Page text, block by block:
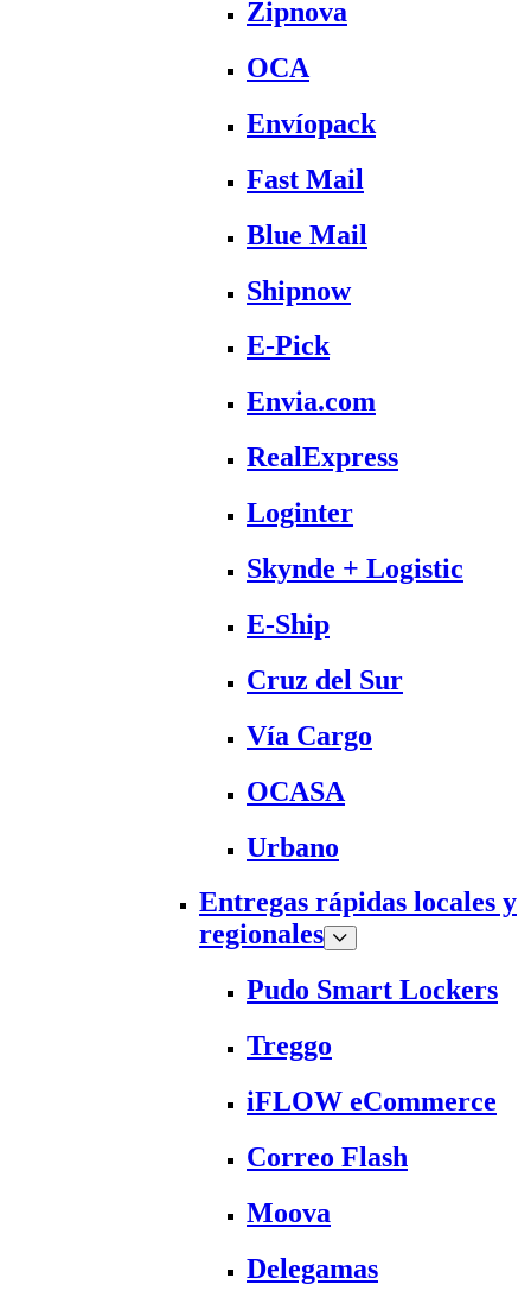
Zipnova
OCA
Envíopack
Fast Mail
Blue Mail
Shipnow
E-Pick
Envia.com
RealExpress
Loginter
Skynde + Logistic
E-Ship
Cruz del Sur
Vía Cargo
OCASA
Urbano
Entregas rápidas locales y
regionales
Pudo Smart Lockers
Treggo
iFLOW eCommerce
Correo Flash
Moova
Delegamas